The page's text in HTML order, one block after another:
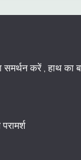
समर्थन करें , हाथ का